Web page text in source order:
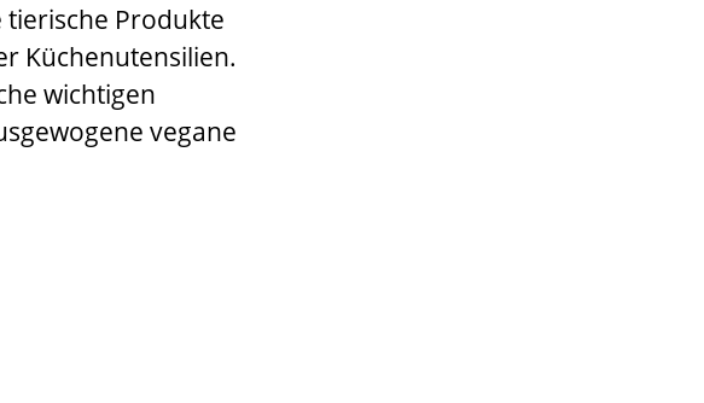
tierische Produkte
Küchenutensilien.
wichtigen
vegane